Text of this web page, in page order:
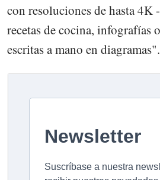
con resoluciones de hasta 4K
recetas de cocina, infografías
escritas a mano en diagramas".